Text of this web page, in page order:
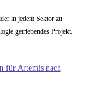
in jedem Sektor zu
getriebendes Projekt.
für Artemis nach